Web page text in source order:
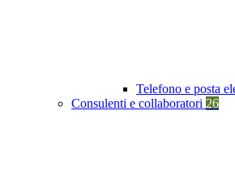
Telefono e posta
Consulenti e collaboratori 26